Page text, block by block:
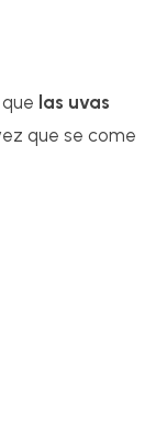
las uvas
que se come